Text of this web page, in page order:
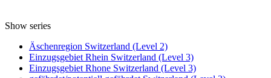
Show series
Äschenregion Switzerland (Level 2)
Einzugsgebiet Rhein Switzerland (Level 3)
Einzugsgebiet Rhone Switzerland (Level 3)